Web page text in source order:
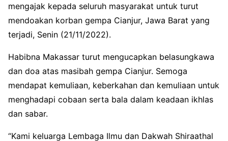
mengajak kepada seluruh masyarakat untuk turut
mendoakan korban gempa Cianjur, Jawa Barat yang
terjadi, Senin (21/11/2022).
Habibna Makassar turut mengucapkan belasungkawa
dan doa atas masibah gempa Cianjur. Semoga
mendapat kemuliaan, keberkahan dan kemuliaan untuk
menghadapi cobaan serta bala dalam keadaan ikhlas
dan sabar.
“Kami keluarga Lembaga Ilmu dan Dakwah Shiraathal